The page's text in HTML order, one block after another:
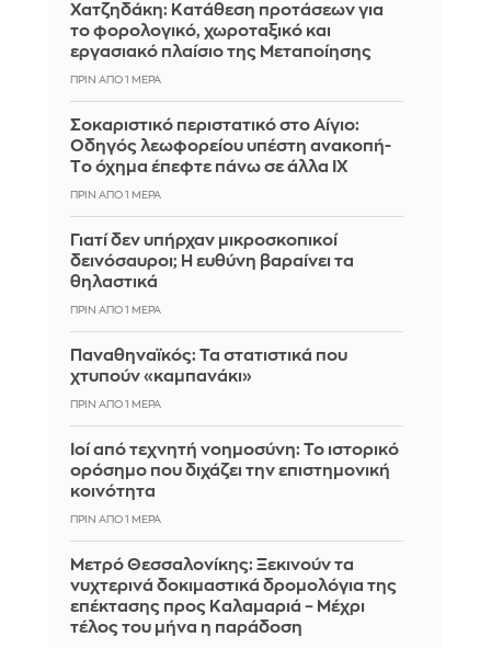
Χατζηδάκη: Κατάθεση προτάσεων για
το φορολογικό, χωροταξικό και
εργασιακό πλαίσιο της Μεταποίησης
ΠΡΙΝ ΑΠΌ 1 ΜΈΡΑ
Σοκαριστικό περιστατικό στο Αίγιο:
Οδηγός λεωφορείου υπέστη ανακοπή-
Tο όχημα έπεφτε πάνω σε άλλα ΙΧ
ΠΡΙΝ ΑΠΌ 1 ΜΈΡΑ
Γιατί δεν υπήρχαν μικροσκοπικοί
δεινόσαυροι; Η ευθύνη βαραίνει τα
θηλαστικά
ΠΡΙΝ ΑΠΌ 1 ΜΈΡΑ
Παναθηναϊκός: Τα στατιστικά που
χτυπούν «καμπανάκι»
ΠΡΙΝ ΑΠΌ 1 ΜΈΡΑ
Ιοί από τεχνητή νοημοσύνη: Το ιστορικό
ορόσημο που διχάζει την επιστημονική
κοινότητα
ΠΡΙΝ ΑΠΌ 1 ΜΈΡΑ
Μετρό Θεσσαλονίκης: Ξεκινούν τα
νυχτερινά δοκιμαστικά δρομολόγια της
επέκτασης προς Καλαμαριά – Μέχρι
τέλος του μήνα η παράδοση